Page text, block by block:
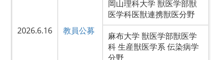
2026.6.16 教員公募
岡山理科大学 獣医学部獣
医学科医獣連携獣医分野
麻布大学 獣医学部獣医学
科 生産獣医学系 伝染病学
分野